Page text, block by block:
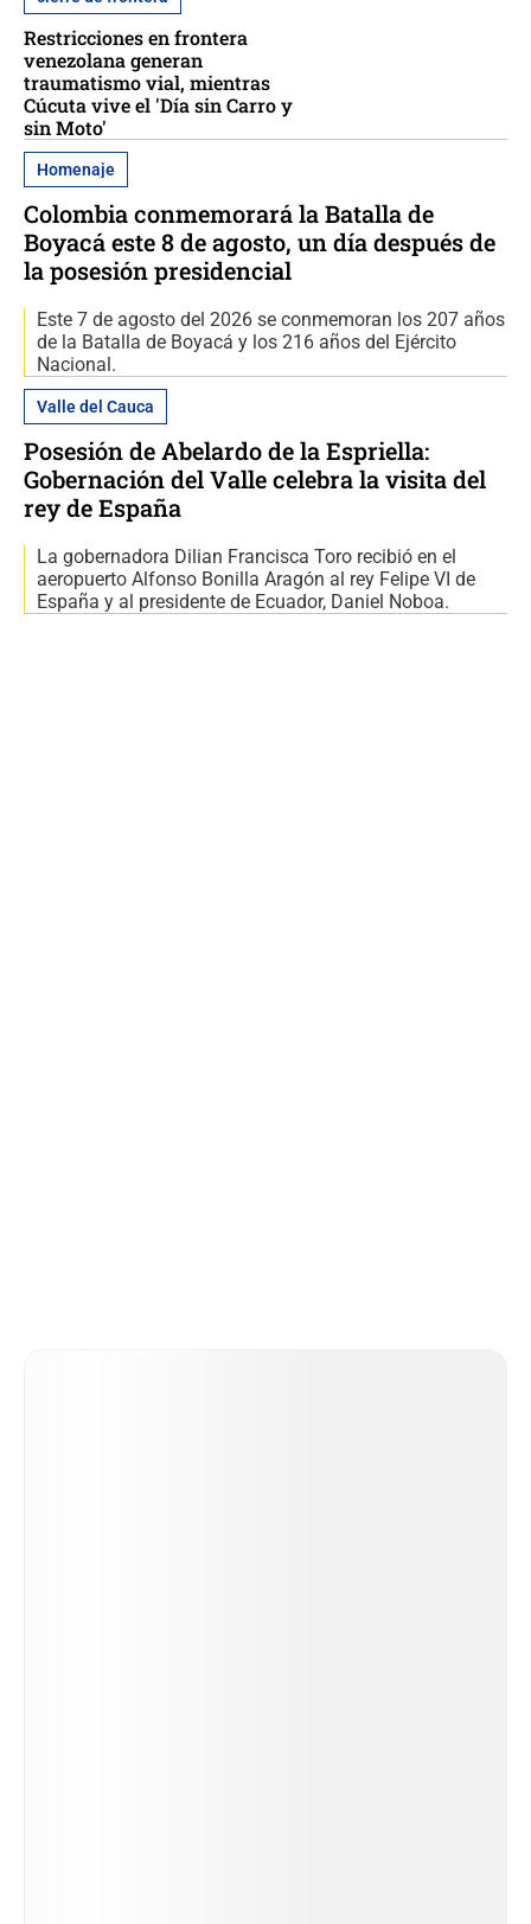
Restricciones en frontera
venezolana generan
traumatismo vial, mientras
Cúcuta vive el 'Día sin Carro y
sin Moto'
Homenaje
Colombia conmemorará la Batalla de
Boyacá este 8 de agosto, un día después de
la posesión presidencial
Este 7 de agosto del 2026 se conmemoran los 207 años
de la Batalla de Boyacá y los 216 años del Ejército
Nacional.
Valle del Cauca
Posesión de Abelardo de la Espriella:
Gobernación del Valle celebra la visita del
rey de España
La gobernadora Dilian Francisca Toro recibió en el
aeropuerto Alfonso Bonilla Aragón al rey Felipe VI de
España y al presidente de Ecuador, Daniel Noboa.